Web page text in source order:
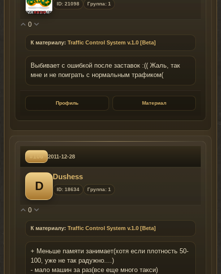
ID: 21098 Группа: 1
0
К материалу: Traffic Control System v.1.0 [Beta]
Выбивает с ошибкой после заставок :(( Жаль, так
мне и не поиграть с нормальным трафиком(
Профиль Материал
#106 2011-12-28
D
Dushess
ID: 18634 Группа: 1
0
К материалу: Traffic Control System v.1.0 [Beta]
+ Меньше памяти занимает(хотя если плотность 50-
100, уже не так радужно....)
- мало машин за раз(все еще много такси)